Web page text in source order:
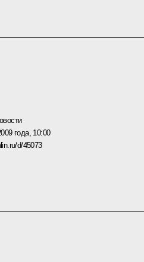
года, 10:00
d/45073